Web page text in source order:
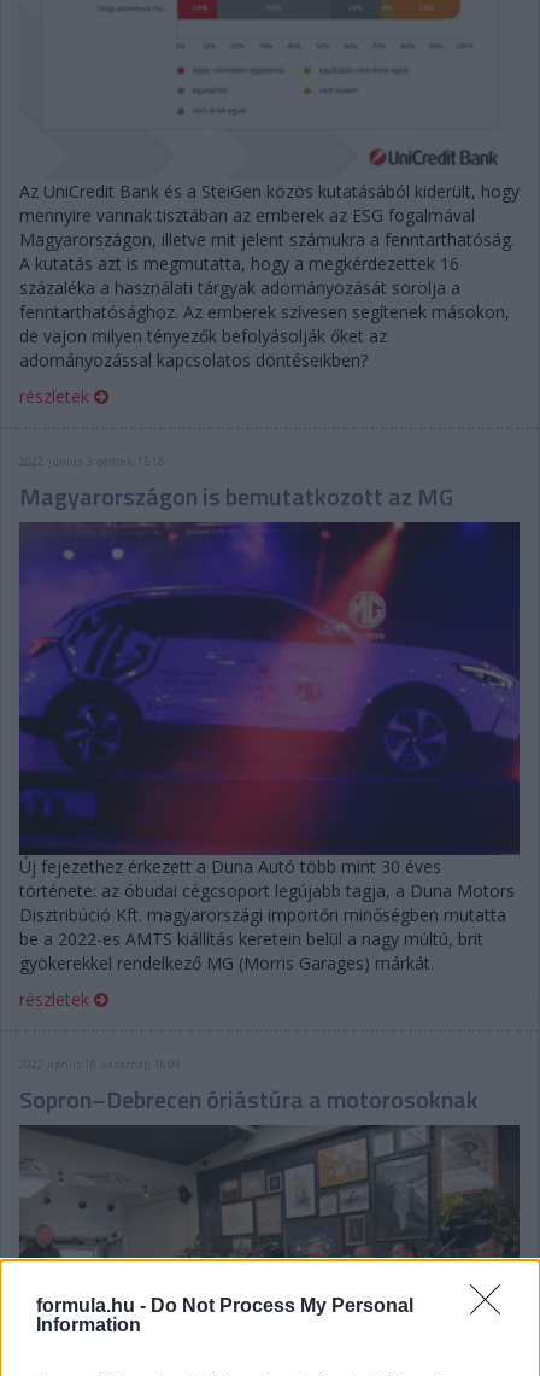
formula.hu - Do Not Process My Personal
Information
Az UniCredit Bank és a SteiGen közös kutatásából kiderült, hogy
mennyire vannak tisztában az emberek az ESG fogalmával
Magyarországon, illetve mit jelent számukra a fenntarthatóság.
A kutatás azt is megmutatta, hogy a megkérdezettek 16
százaléka a használati tárgyak adományozását sorolja a
fenntarthatósághoz. Az emberek szívesen segítenek másokon,
de vajon milyen tényezők befolyásolják őket az
adományozással kapcsolatos döntéseikben?
részletek
2022. június 3. péntek, 15:18
Magyarországon is bemutatkozott az MG
Új fejezethez érkezett a Duna Autó több mint 30 éves
története: az óbudai cégcsoport legújabb tagja, a Duna Motors
Disztribúció Kft. magyarországi importőri minőségben mutatta
be a 2022-es AMTS kiállítás keretein belül a nagy múltú, brit
gyökerekkel rendelkező MG (Morris Garages) márkát.
részletek
Sopron–Debrecen óriástúra a motorosoknak